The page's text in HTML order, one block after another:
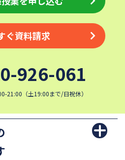
ぐ資料請求
926-061
21:00（土19:00まで/日祝休）